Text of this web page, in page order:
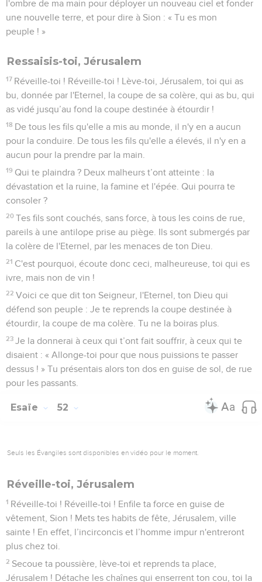
l'ombre de ma main pour déployer un nouveau ciel et fonder
une nouvelle terre, et pour dire à Sion : « Tu es mon
peuple ! »
Ressaisis-toi, Jérusalem
17 Réveille-toi ! Réveille-toi ! Lève-toi, Jérusalem, toi qui as
bu, donnée par l'Eternel, la coupe de sa colère, qui as bu, qui
as vidé jusqu’au fond la coupe destinée à étourdir !
18 De tous les fils qu'elle a mis au monde, il n'y en a aucun
pour la conduire. De tous les fils qu'elle a élevés, il n'y en a
aucun pour la prendre par la main.
19 Qui te plaindra ? Deux malheurs t’ont atteinte : la
dévastation et la ruine, la famine et l'épée. Qui pourra te
consoler ?
20 Tes fils sont couchés, sans force, à tous les coins de rue,
pareils à une antilope prise au piège. Ils sont submergés par
la colère de l'Eternel, par les menaces de ton Dieu.
21 C'est pourquoi, écoute donc ceci, malheureuse, toi qui es
ivre, mais non de vin !
22 Voici ce que dit ton Seigneur, l'Eternel, ton Dieu qui
défend son peuple : Je te reprends la coupe destinée à
étourdir, la coupe de ma colère. Tu ne la boiras plus.
23 Je la donnerai à ceux qui t’ont fait souffrir, à ceux qui te
disaient : « Allonge-toi pour que nous puissions te passer
dessus ! » Tu présentais alors ton dos en guise de sol, de rue
pour les passants.
Esaïe 52
Seuls les Évangiles sont disponibles en vidéo pour le moment.
Réveille-toi, Jérusalem
1 Réveille-toi ! Réveille-toi ! Enfile ta force en guise de
vêtement, Sion ! Mets tes habits de fête, Jérusalem, ville
sainte ! En effet, l’incirconcis et l’homme impur n'entreront
plus chez toi.
2 Secoue ta poussière, lève-toi et reprends ta place,
Jérusalem ! Détache les chaînes qui enserrent ton cou, toi la